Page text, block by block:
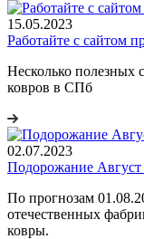
15.05.2023
Работайте с сайтом
Несколько полезных
ковров в СПб
02.07.2023
Подорожание Август
По прогнозам
отечественных
ковры.